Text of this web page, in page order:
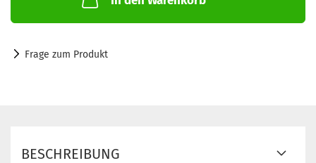
Frage zum Produkt
BESCHREIBUNG